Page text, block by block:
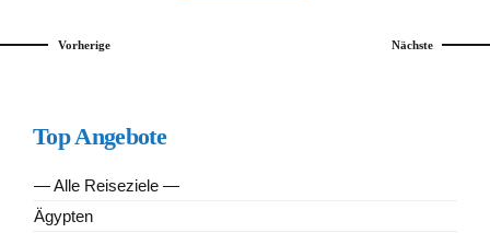
Vorherige Nächste
Top Angebote
— Alle Reiseziele —
Ägypten